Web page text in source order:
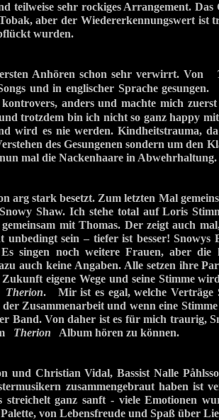
teilweise sehr rockiges Arrangement.
aber der Wiedererkennungswert ist
wurden.
Anhören schon sehr verwirrt. Von
und in englischer Sprache gesungen.
anders und machte mich
trotzdem bin ich nicht so ganz happy
wird es nie werden. Kindheitstrauma,
des Gesungenen sondern um den
mal die Nackenhaare in Abwehrhaltung.
arg stark besetzt. Zum letzten Mal
Shaw. Ich stehe total auf Loris
mit Thomas. Der zeigt auch
unbedingt sein – tiefer ist besser! Snowys
Es singen noch weitere Frauen, aber
auch keine Angaben. Alle setzen ihre
eigene Wege und seine Stimme
Therion. Mir ist es egal, welche Verträge
Zusammenarbeit und wenn eine
Band. Von daher ist es für mich traurig,
Therion Album hören zu können.
und Christian Vidal, Bassist Nalle
zusammengebraut haben ist
ganz sanft - viele Emotionen
von Lebensfreude und Spaß über